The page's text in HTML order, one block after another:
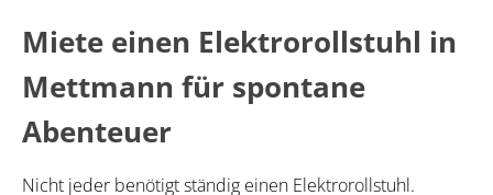
Miete einen Elektrorollstuhl in
Mettmann für spontane
Abenteuer
Nicht jeder benötigt ständig einen Elektrorollstuhl.